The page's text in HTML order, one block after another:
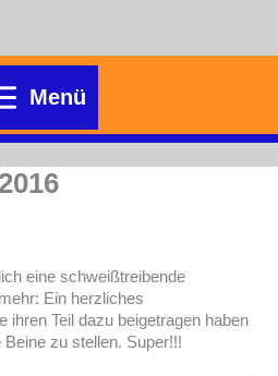
Menü
eine schweißtreibende
Ein herzliches
ihren Teil dazu beigetragen haben
zu stellen. Super!!!